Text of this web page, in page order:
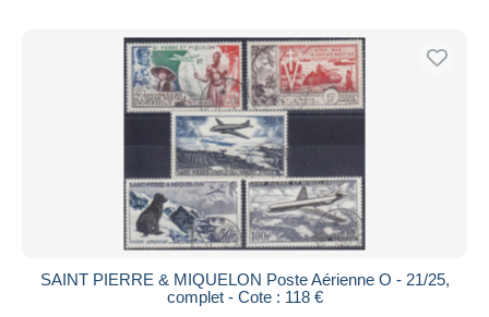
SAINT PIERRE & MIQUELON Poste Aérienne O - 21/25,
complet - Cote : 118 €